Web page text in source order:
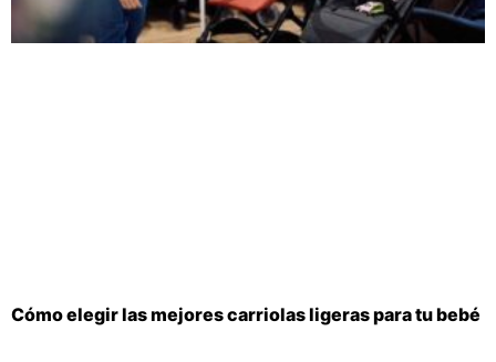
Cómo elegir las mejores carriolas ligeras para tu bebé